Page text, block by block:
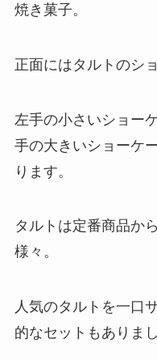
焼き菓子。
正面にはタルトのシ
左手の小さいショー
手の大きいショーケ
ります。
タルトは定番商品か
様々。
人気のタルトを一口
的なセットもありまし